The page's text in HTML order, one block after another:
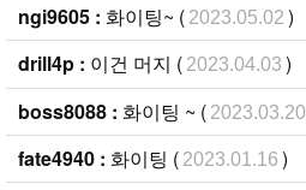
ngi9605 : 화이팅~ ( 2023.05.02 )
drill4p : 이건 머지 ( 2023.04.03 )
boss8088 : 화이팅 ~ ( 2023.03.20
fate4940 : 화이팅 ( 2023.01.16 )